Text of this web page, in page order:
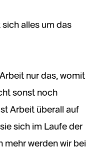
alles um das
nur das, womit
sonst noch
Arbeit überall auf
sich im Laufe der
mehr werden wir bei